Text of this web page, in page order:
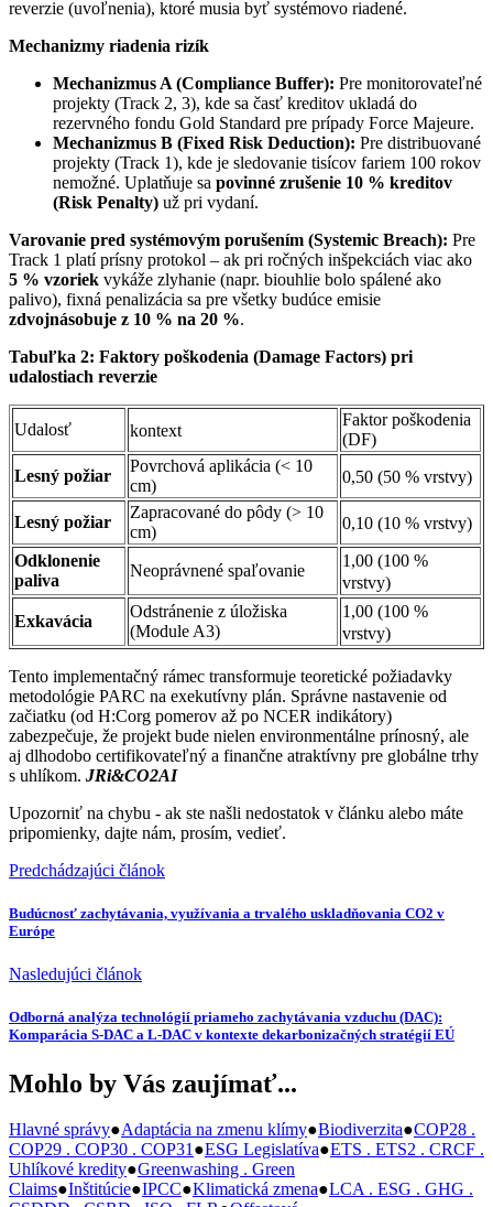
reverzie (uvoľnenia), ktoré musia byť systémovo riadené.
Mechanizmy riadenia rizík
Mechanizmus A (Compliance Buffer): Pre monitorovateľné
projekty (Track 2, 3), kde sa časť kreditov ukladá do
rezervného fondu Gold Standard pre prípady Force Majeure.
Mechanizmus B (Fixed Risk Deduction): Pre distribuované
projekty (Track 1), kde je sledovanie tisícov fariem 100 rokov
nemožné. Uplatňuje sa povinné zrušenie 10 % kreditov
(Risk Penalty) už pri vydaní.
Varovanie pred systémovým porušením (Systemic Breach): Pre
Track 1 platí prísny protokol – ak pri ročných inšpekciách viac ako
5 % vzoriek vykáže zlyhanie (napr. biouhlie bolo spálené ako
palivo), fixná penalizácia sa pre všetky budúce emisie
zdvojnásobuje z 10 % na 20 %.
Tabuľka 2: Faktory poškodenia (Damage Factors) pri
udalostiach reverzie
Udalosť kontext
Faktor poškodenia
(DF)
Lesný požiar
Povrchová aplikácia (< 10
cm)
0,50 (50 % vrstvy)
Lesný požiar
Zapracované do pôdy (> 10
cm)
0,10 (10 % vrstvy)
Odklonenie
paliva
Neoprávnené spaľovanie
1,00 (100 %
vrstvy)
Exkavácia
Odstránenie z úložiska
(Module A3)
1,00 (100 %
vrstvy)
Tento implementačný rámec transformuje teoretické požiadavky
metodológie PARC na exekutívny plán. Správne nastavenie od
začiatku (od H:Corg pomerov až po NCER indikátory)
zabezpečuje, že projekt bude nielen environmentálne prínosný, ale
aj dlhodobo certifikovateľný a finančne atraktívny pre globálne trhy
s uhlíkom. JRi&CO2AI
Upozorniť na chybu - ak ste našli nedostatok v článku alebo máte
pripomienky, dajte nám, prosím, vedieť.
Predchádzajúci článok
Budúcnosť zachytávania, využívania a trvalého uskladňovania CO2 v
Európe
Nasledujúci článok
Odborná analýza technológií priameho zachytávania vzduchu (DAC):
Komparácia S-DAC a L-DAC v kontexte dekarbonizačných stratégií EÚ
Mohlo by Vás zaujímať...
Hlavné správy●Adaptácia na zmenu klímy●Biodiverzita●COP28 .
COP29 . COP30 . COP31●ESG Legislatíva●ETS . ETS2 . CRCF .
Uhlíkové kredity●Greenwashing . Green
Claims●Inštitúcie●IPCC●Klimatická zmena●LCA . ESG . GHG .